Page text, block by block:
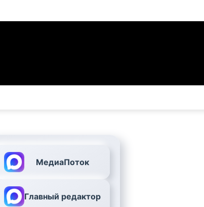
МедиаПоток
Главный редактор